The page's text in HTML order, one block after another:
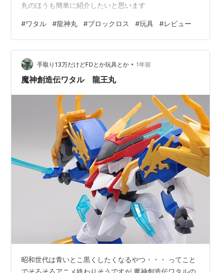
キングドラLv.66
プテラLv.70
カイリューLv.72
ハートゴールド・ソウルシルバー(1回目)
使用ポケモン Lv. タイプ
46
49 ドラゴン/飛行
49 ドラゴン/飛行
リザードン 48 炎/飛行
48 岩/飛行
ドラゴン/飛行
ハートゴールド・ソウルシルバー(2回目以降)
使用ポケモン Lv. タイプ
ボーマンダ 72 ドラゴン/飛行
丸のほうも簡単に紹介したいと思います
#ワタル #龍神丸 #ブロックロス #玩具 #レビュー
手取り13万だけどFDとか玩具とか • 1年前
魔神創造伝ワタル 龍王丸
昭和世代は青いとこ黒くしたくなるやつ・・・ ってこと
でそろそろアニメ終わりそうですが 魔神創造伝ワタルの